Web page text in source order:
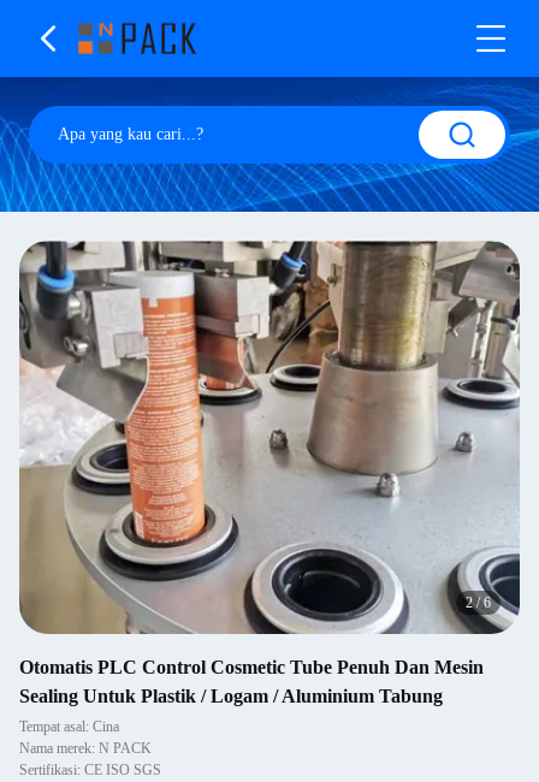
2/6
Otomatis PLC Control Cosmetic Tube Penuh Dan Mesin
Sealing Untuk Plastik / Logam / Aluminium Tabung
Tempat asal: Cina
Nama merek: N PACK
Sertifikasi: CE ISO SGS